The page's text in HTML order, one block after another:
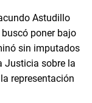
Astudillo
poner bajo
sin imputados
Justicia sobre la
representación